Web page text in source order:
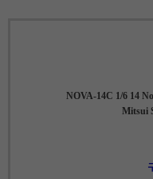
NOVA-14C 1/6 14
Mitsui